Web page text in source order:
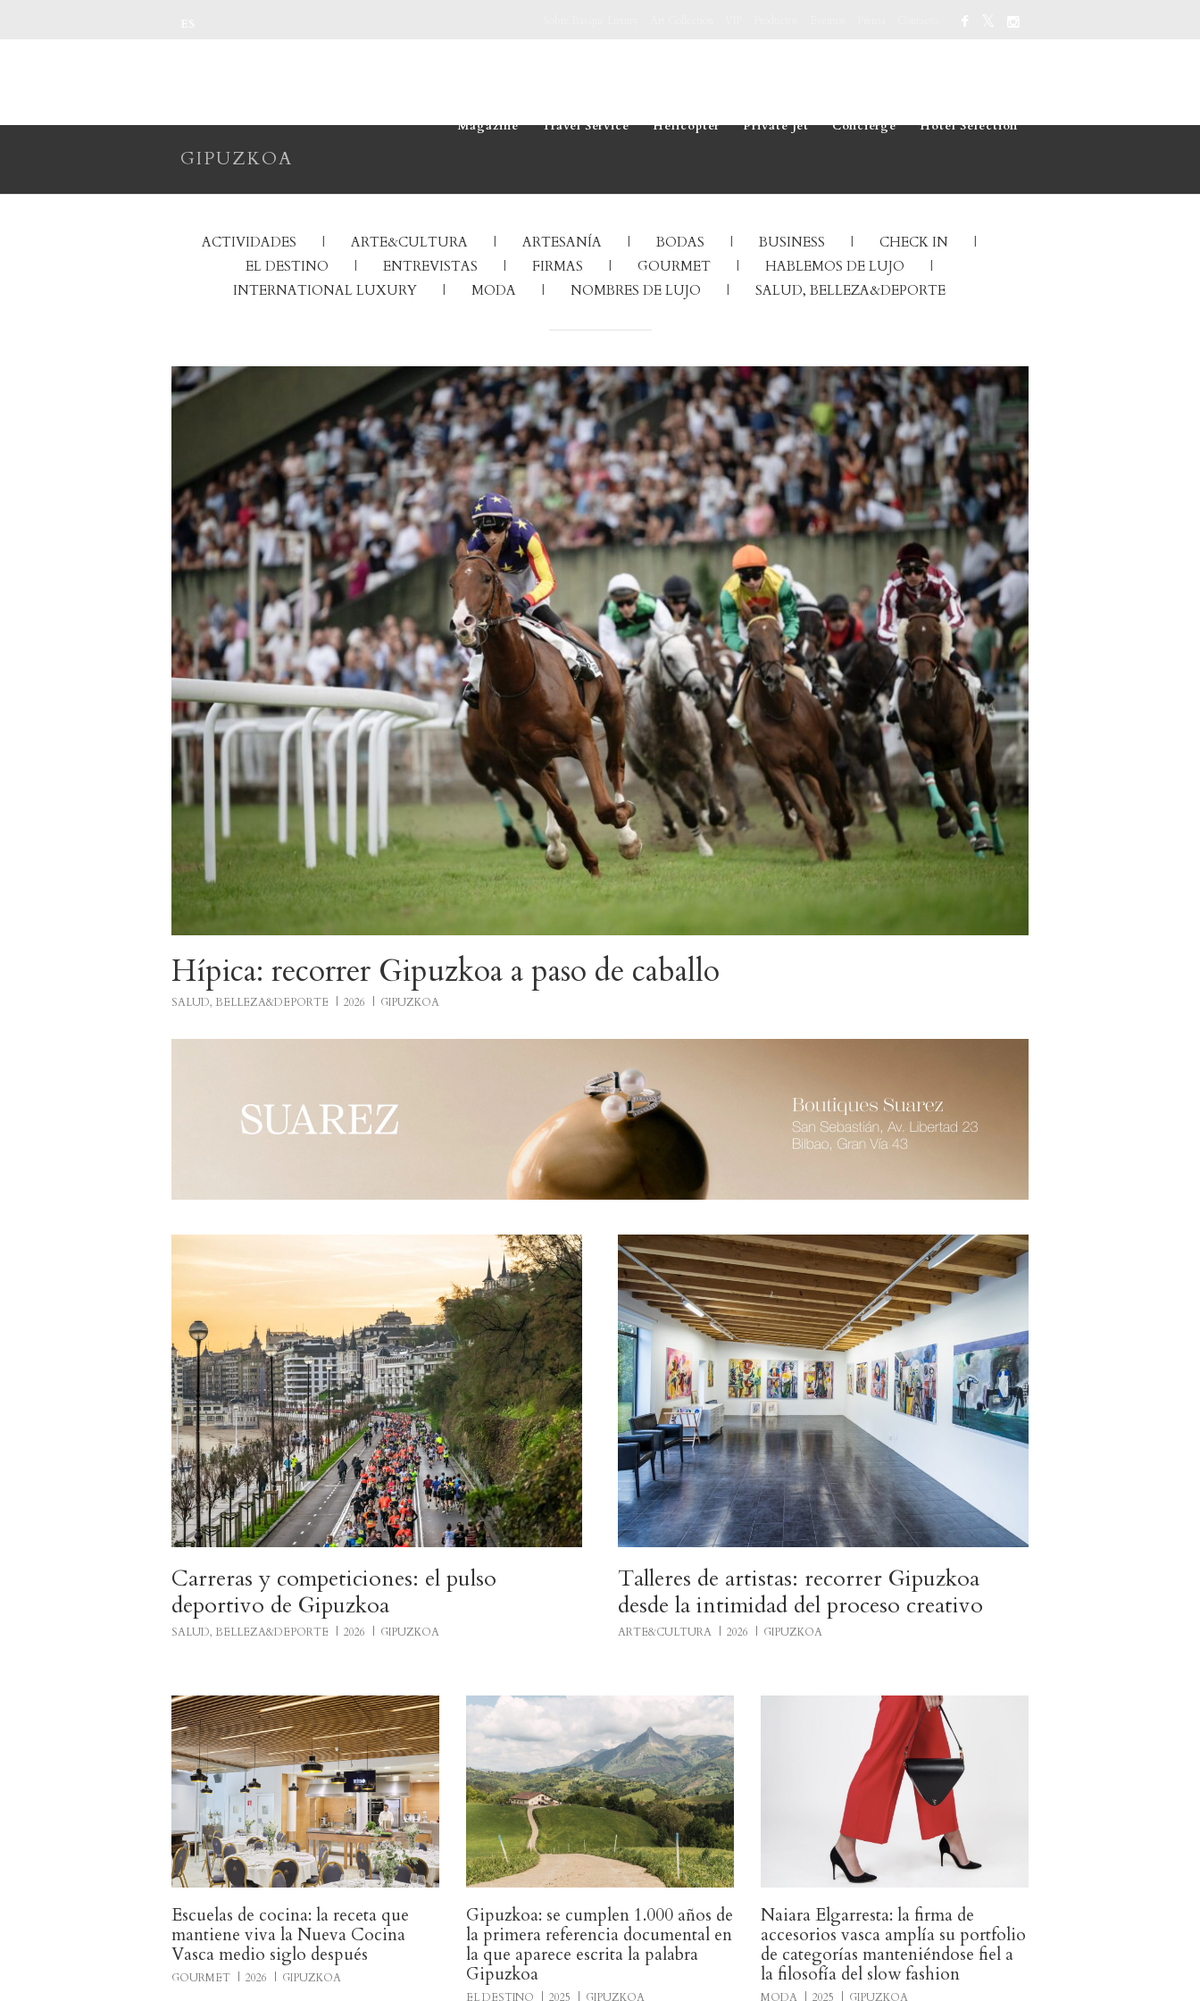
Magazine Travel Service Helicopter Private Jet Concierge Hotel Selection
GIPUZKOA
ACTIVIDADES ARTE&CULTURA ARTESANÍA BODAS BUSINESS
CHECK IN
EL DESTINO
ENTREVISTAS FIRMAS GOURMET
HABLEMOS DE LUJO
INTERNATIONAL LUXURY
MODA NOMBRES DE LUJO SALUD, BELLEZA&DEPORTE
Hípica: recorrer Gipuzkoa a paso de caballo
SALUD, BELLEZA&DEPORTE 2026 GIPUZKOA
Carreras y competiciones: el pulso
deportivo de Gipuzkoa
SALUD, BELLEZA&DEPORTE 2026 GIPUZKOA
Talleres de artistas: recorrer Gipuzkoa
desde la intimidad del proceso creativo
ARTE&CULTURA 2026 GIPUZKOA
Escuelas de cocina: la receta que
mantiene viva la Nueva Cocina
Vasca medio siglo después
GOURMET 2026 GIPUZKOA
Gipuzkoa: se cumplen 1.000 años de
la primera referencia documental en
la que aparece escrita la palabra
Gipuzkoa
EL DESTINO 2025 GIPUZKOA
Naiara Elgarresta: la firma de
accesorios vasca amplía su portfolio
de categorías manteniéndose fiel a
la filosofía del slow fashion
MODA 2025 GIPUZKOA